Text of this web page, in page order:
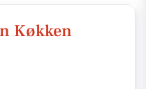
Køkken